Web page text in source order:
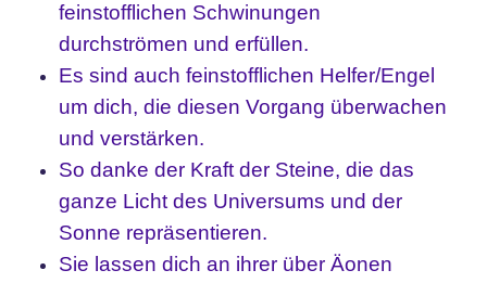
feinstofflichen Schwinungen
durchströmen und erfüllen.
Es sind auch feinstofflichen Helfer/Engel
um dich, die diesen Vorgang überwachen
und verstärken.
So danke der Kraft der Steine, die das
ganze Licht des Universums und der
Sonne repräsentieren.
Sie lassen dich an ihrer über Äonen